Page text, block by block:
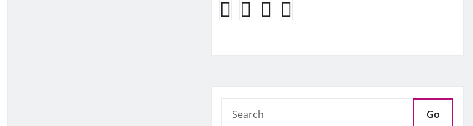
Go